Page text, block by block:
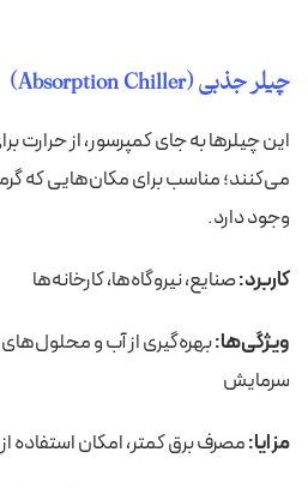
چیلر جذبی (Absorption Chiller)
این چیلرها به جای کمپرسور، از حرارت
می‌کنند؛ مناسب برای مکان‌هایی که
وجود دارد.
کاربرد:صنایع، نیروگاه‌ها، کارخانه‌ها
ویژگی‌ها:بهره‌گیری از آب و
سرمایش
مزایا:مصرف برق کمتر، امکان استفاده